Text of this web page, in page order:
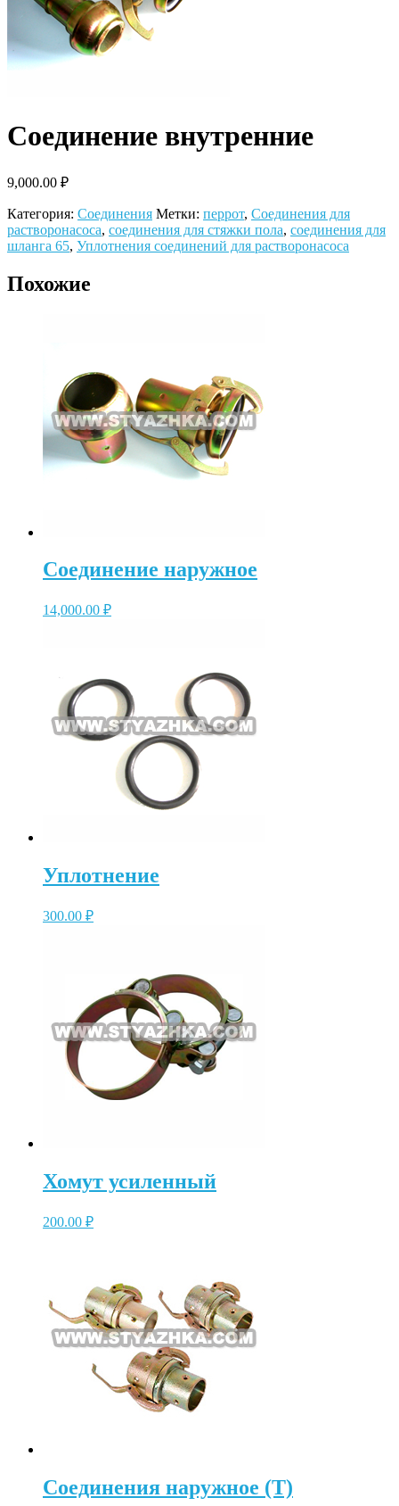
Соединение внутренние
9,000.00 ₽
Категория: Соединения Метки: перрот, Соединения для
растворонасоса, соединения для стяжки пола, соединения для
шланга 65, Уплотнения соединений для растворонасоса
Похожие
Соединение наружное
14,000.00 ₽
Уплотнение
300.00 ₽
Хомут усиленный
200.00 ₽
Соединения наружное (T)